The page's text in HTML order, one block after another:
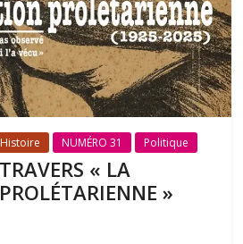
Histoire NUMÉRO 31 Politique
« LA
»